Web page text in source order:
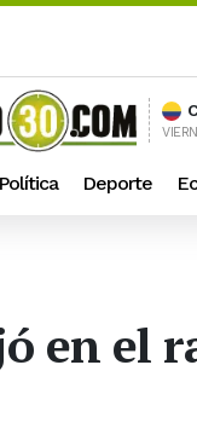
Política Deporte
en el